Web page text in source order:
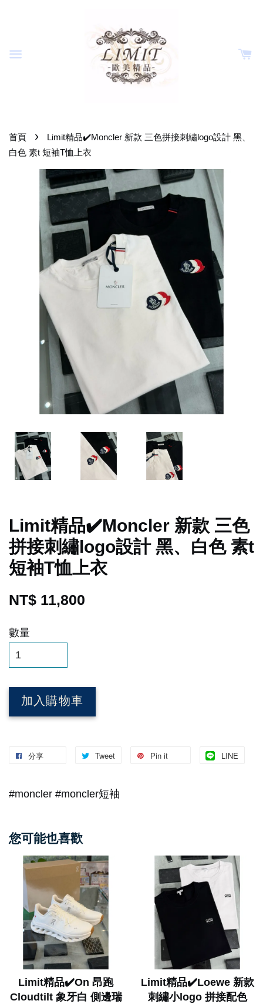
首頁 ›
Limit精品✔️Moncler 新款 三色拼接刺繡logo設計 黑、
白色 素t 短袖T恤上衣
Limit精品✔️Moncler 新款 三色
拼接刺繡logo設計 黑、白色 素t
短袖T恤上衣
NT$ 11,800
數量
加入購物車
分享 Tweet Pin it LINE
#moncler #moncler短袖
您可能也喜歡
Limit精品✔️On 昂跑
Cloudtilt 象牙白 側邊瑞
Limit精品✔️Loewe 新款
刺繡小logo 拼接配色